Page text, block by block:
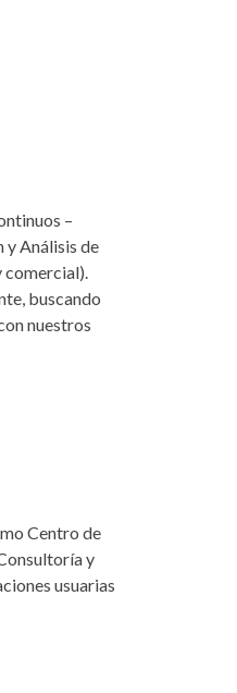
–
y Análisis de
comercial).
buscando
nuestros
Centro de
y
usuarias